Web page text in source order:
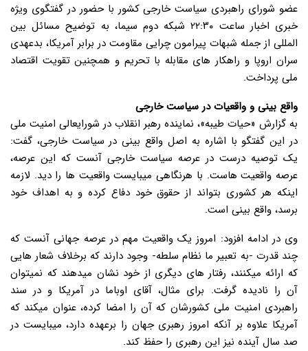
عضو شورای راهبردی سیاست خارجی کشور با حضور در گفتگوی ویژه
خبری اخبار ساعت ۲۲:۳۰ شبکه دوم سیما، به توضیح مسائل بین
المللی از جمله شبهات پیرامون چرایی مقاومت در برابر آمریکا، بدعهدی
سران اروپا و راهکار های مقابله با تحریم و همچنین تقویت اقتصاد
ملی پرداخت.
واقع بینی و واقعیات در سیاست خارجی
به گزارش «حیات طیبه»، نماینده رهبر انقلاب در شورایعالی امنیت ملی
در این گفتگو با اشاره به اصل واقع بینی در سیاست خارجی، گفت:
یک توصیه درست در عرصه سیاست خارجی آنست که این عرصه،
عرصه واقعیت هاست. با هرنگاهی میبایست واقعیت ها را دید. لازمه
اینکه هر کشوری بتواند از حقوق خود دفاع کرده و به اهداف خود
برسد، واقع بینی است.
وی در ادامه افزود: امروز یک واقعیت مهم در عرصه جهانی آنست که
چند قدرت -به تعبیر ما نظام سلطه- وجود دارند که برخلاف شعار هایی
که ارائه میکنند، رفتار های دیگری از خود نشان میدهند که نمیتوان
آن را نادیده گرفت. برای مثال، آقای اوباما در آمریکا و در سند
راهبردی امنیت ملی کشورشان که آن را امضا کرده، عنوان میکند که
آمریکا علاوه بر آنکه امروز رهبری جهان را برعهده دارد، میبایست در
صد سال آینده نیز این رهبری را حفظ کند.